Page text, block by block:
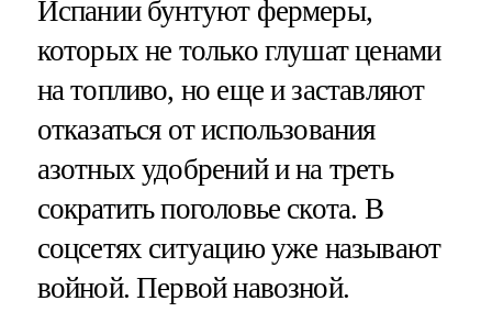
Испании бунтуют фермеры,
которых не только глушат ценами
на топливо, но еще и заставляют
отказаться от использования
азотных удобрений и на треть
сократить поголовье скота. В
соцсетях ситуацию уже называют
войной. Первой навозной.